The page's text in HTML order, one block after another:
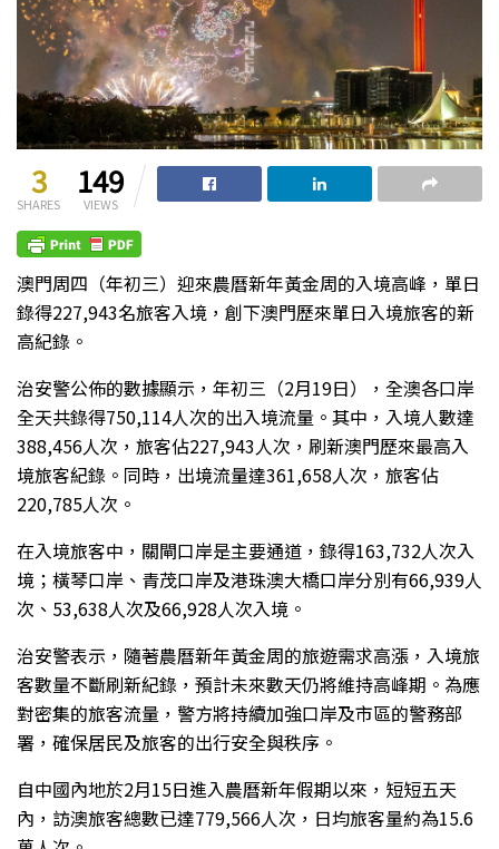
3
SHARES
149
VIEWS
澳門周四（年初三）迎來農曆新年黃金周的入境高峰，單日
錄得227,943名旅客入境，創下澳門歷來單日入境旅客的新
高紀錄。
治安警公佈的數據顯示，年初三（2月19日），全澳各口岸
全天共錄得750,114人次的出入境流量。其中，入境人數達
388,456人次，旅客佔227,943人次，刷新澳門歷來最高入
境旅客紀錄。同時，出境流量達361,658人次，旅客佔
220,785人次。
在入境旅客中，關閘口岸是主要通道，錄得163,732人次入
境；橫琴口岸、青茂口岸及港珠澳大橋口岸分別有66,939人
次、53,638人次及66,928人次入境。
治安警表示，隨著農曆新年黃金周的旅遊需求高漲，入境旅
客數量不斷刷新紀錄，預計未來數天仍將維持高峰期。為應
對密集的旅客流量，警方將持續加強口岸及市區的警務部
署，確保居民及旅客的出行安全與秩序。
自中國內地於2月15日進入農曆新年假期以來，短短五天
內，訪澳旅客總數已達779,566人次，日均旅客量約為15.6